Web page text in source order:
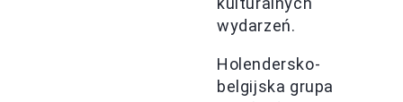
wydarzeń.
Holendersko-
belgijska grupa